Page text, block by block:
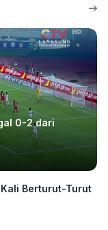
0-2 dari
Kali Berturut-Turut